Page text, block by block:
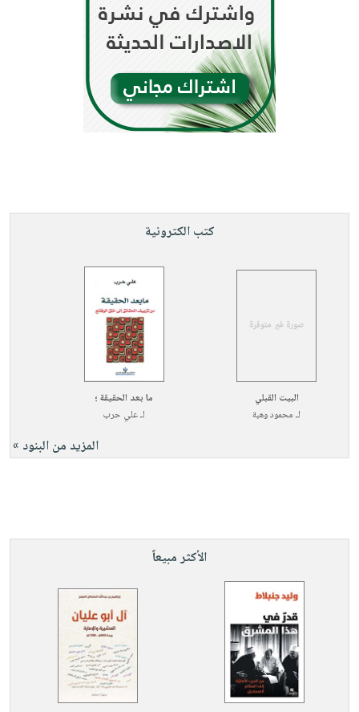
كتب الكترونية
البيت القبلي
لـمحمود وهبة
ما بعد الحقيقة ؛
لـعلي حرب
المزيد من البنود »
الأكثر مبيعاً